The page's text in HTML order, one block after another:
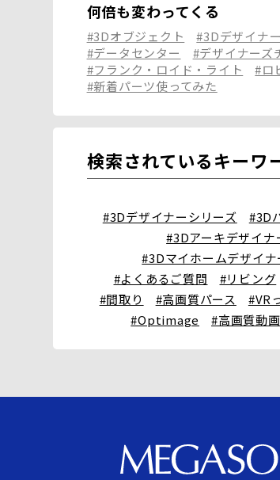
何倍も変わってくる
#3Dオブジェクト #3Dデザイナ
#データセンター
#デザイナーズ
#フランク・ロイド・ライト
#ロ
#新着パーツ使ってみた
検索されているキーワ
#3Dデザイナーシリーズ #3D
#3Dアーキデザイナ
#3Dマイホームデザイナ
#よくあるご質問
#リビング
#間取り
#高画質パース #VR
#Optimage
#高画質動画